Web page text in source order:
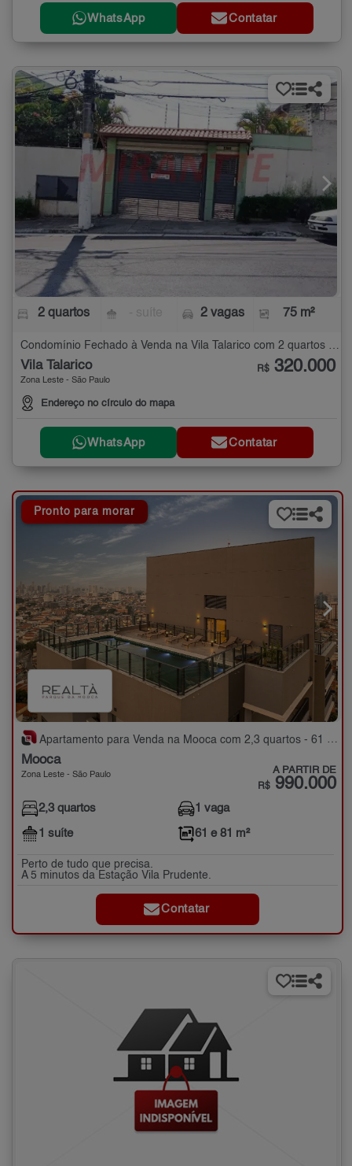
WhatsApp Contatar
2 quartos 2 vagas 75 m²
Condomínio Fechado à Venda na Vila Talarico com 2 quartos - 75 m²
Vila Talarico
Zona Leste - São Paulo
Endereço no círculo do mapa
R$ 320.000
WhatsApp Contatar
Pronto para morar
Apartamento para Venda na Mooca com 2,3 quartos - 61 e 81 m²
Mooca
Zona Leste - São Paulo A PARTIR DE
R$ 990.000
2,3 quartos
1 suíte
1 vaga
61 e 81 m²
Perto de tudo que precisa.
A 5 minutos da Estação Vila Prudente.
Contatar